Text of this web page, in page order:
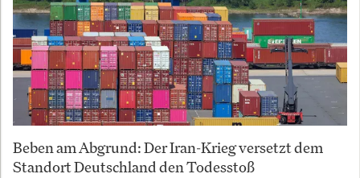
Beben am Abgrund: Der Iran-Krieg versetzt dem
Standort Deutschland den Todesstoß